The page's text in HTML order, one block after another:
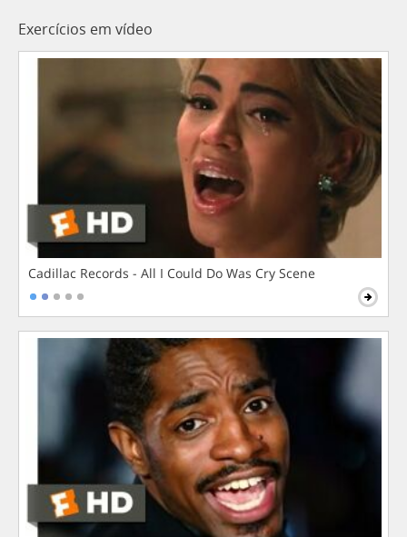
Exercícios em vídeo
Cadillac Records - All I Could Do Was Cry Scene